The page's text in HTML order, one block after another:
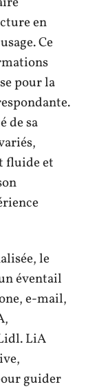
en
Ce
pour la
de sa
fluide et
le
éventail
e-mail,
LiA
guider